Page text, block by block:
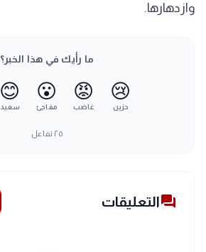
وازدهارها.
ما رأيك في هذا الخبر؟
😢
حزين
😡
غاضب
😮
مفاجئ
😊
سعيد
٢٥ تفاعل
forumالتعليقات